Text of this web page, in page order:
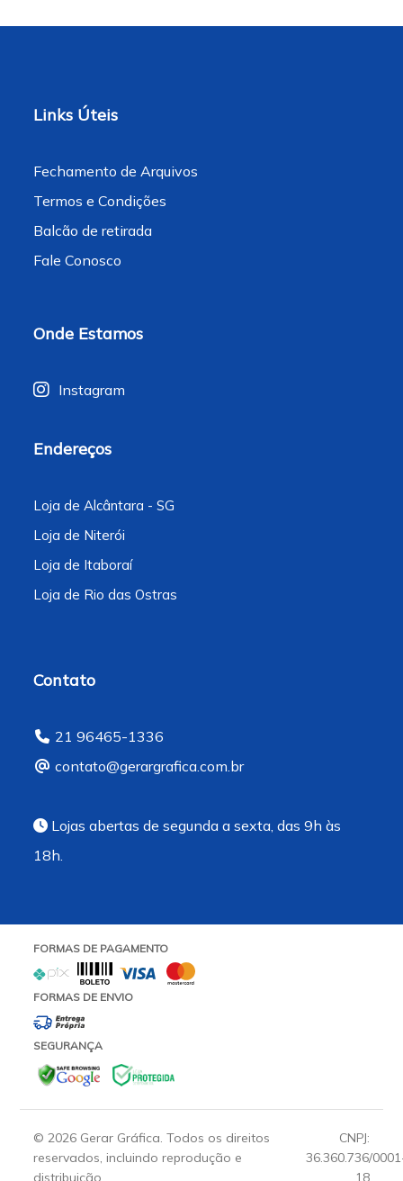
Links Úteis
Fechamento de Arquivos
Termos e Condições
Balcão de retirada
Fale Conosco
Onde Estamos
Instagram
Endereços
Loja de Alcântara - SG
Loja de Niterói
Loja de Itaboraí
Loja de Rio das Ostras
Contato
21 96465-1336
contato@gerargrafica.com.br
Lojas abertas de segunda a sexta, das 9h às
18h.
FORMAS DE PAGAMENTO
FORMAS DE ENVIO
SEGURANÇA
© 2026 Gerar Gráfica. Todos os direitos
reservados, incluindo reprodução e
distribuição.
CNPJ:
36.360.736/
18